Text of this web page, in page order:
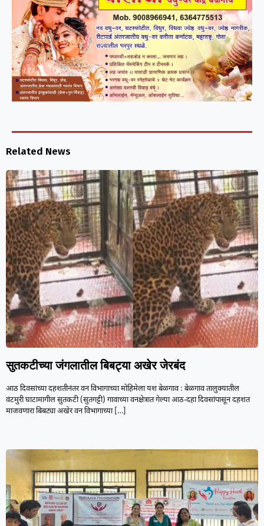
Related News
सुतकटीच्या जंगलातील बिबट्या अखेर जेरबंद
आठ दिवसांच्या दहशतीनंतर वन विभागाच्या मोहिमेला यश बेळगाव : बेळगाव तालुक्यातील
वंटमुरी घाटामागील सुतकटी (सुतगट्टी) गावाच्या वनक्षेत्रात गेल्या आठ-दहा दिवसांपासून दहशत
माजवणारा बिबट्या अखेर वन विभागाच्या[…]